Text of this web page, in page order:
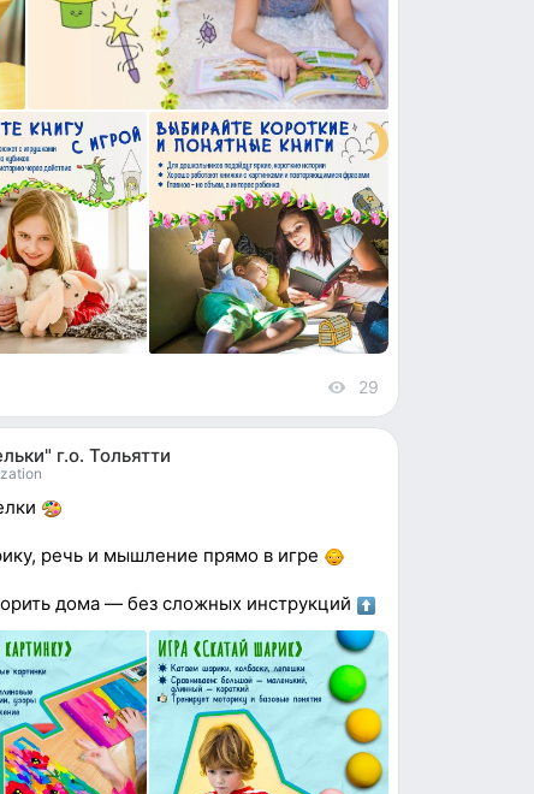
29
г.о. Тольятти
речь и мышление прямо в игре
дома — без сложных инструкций